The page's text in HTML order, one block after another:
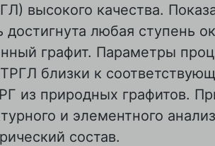
высокого качества.
любая ступень
графит. Параметры
близки к
из природных графитов.
и элементного
состав.